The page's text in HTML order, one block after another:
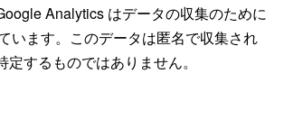
Analytics はデータの収集のために
います。このデータは匿名で収集され
するものではありません。